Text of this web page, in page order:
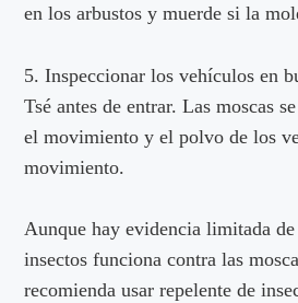
en los arbustos y muerde si la
5. Inspeccionar los vehículos en
Tsé antes de entrar. Las moscas
el movimiento y el polvo de los
movimiento.
Aunque hay evidencia limitada
insectos funciona contra las
recomienda usar repelente de